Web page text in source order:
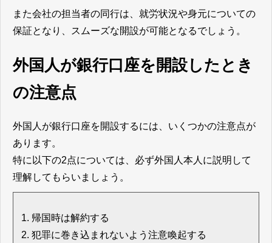
また会社の担当者の同行は、就労状況や身元についての
保証となり、スムーズな開設が可能となるでしょう。
外国人が銀行口座を開設したとき
の注意点
外国人が銀行口座を開設するには、いくつかの注意点が
あります。
特に以下の2点については、必ず外国人本人に説明して
理解してもらいましょう。
帰国時は解約する
犯罪に巻き込まれないよう注意喚起する